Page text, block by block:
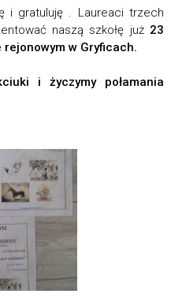
i gratuluję . Laureaci trzech
naszą szkołę już 23
w Gryficach.
i życzymy połamania